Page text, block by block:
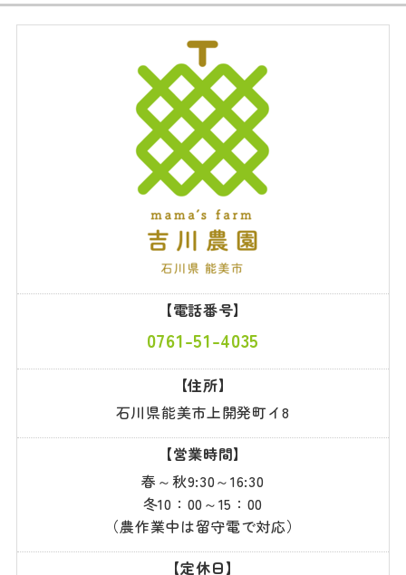
【電話番号】
0761-51-4035
【住所】
石川県能美市上開発町イ8
【営業時間】
春～秋9:30～16:30
冬10：00～15：00
（農作業中は留守電で対応）
【定休日】